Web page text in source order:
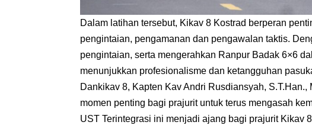
Dalam latihan tersebut, Kikav 8 Kostrad berperan
pengintaian, pengamanan dan pengawalan taktis.
pengintaian, serta mengerahkan Ranpur Badak 6×6
menunjukkan profesionalisme dan ketangguhan
Dankikav 8, Kapten Kav Andri Rusdiansyah,
momen penting bagi prajurit untuk terus mengasah
UST Terintegrasi ini menjadi ajang bagi prajurit Kikav